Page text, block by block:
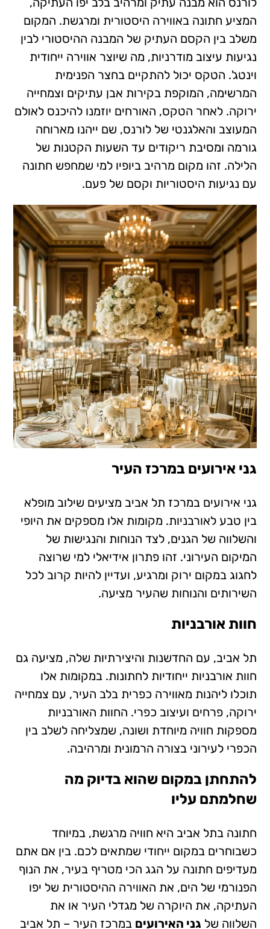
המציע חתונה באווירה היסטורית ומרגשת. המקום
משלב בין הקסם העתיק של המבנה ההיסטורי לבין
נגיעות עיצוב מודרניות, מה שיוצר אווירה ייחודית
וינטג'. הטקס יכול להתקיים בחצר הפנימית
המרשימה, המוקפת בקירות אבן עתיקים וצמחייה
ירוקה. לאחר הטקס, האורחים יוזמנו להיכנס לאולם
המעוצב והאלגנטי של לורנס, שם ייהנו מארוחה
גורמה ומסיבת ריקודים עד השעות הקטנות של
הלילה. זהו מקום מרהיב ביופיו למי שמחפש חתונה
עם נגיעות היסטוריות וקסם של פעם.
גני אירועים במרכז העיר
גני אירועים במרכז תל אביב מציעים שילוב מופלא
בין טבע לאורבניות. מקומות אלו מספקים את היופי
והשלווה של הגנים, לצד הנוחות והנגישות של
המיקום העירוני. זהו פתרון אידיאלי למי שרוצה
לחגוג במקום ירוק ומרגיע, ועדיין להיות קרוב לכל
השירותים והנוחות שהעיר מציעה.
חוות אורבניות
תל אביב, עם החדשנות והיצירתיות שלה, מציעה גם
חוות אורבניות ייחודיות לחתונות. במקומות אלו
תוכלו ליהנות מאווירה כפרית בלב העיר, עם צמחייה
ירוקה, פרחים ועיצוב כפרי. החוות האורבניות
מספקות חוויה מיוחדת ושונה, שמצליחה לשלב בין
הכפרי לעירוני בצורה הרמונית ומרהיבה.
להתחתן במקום שהוא בדיוק מה
שחלמתם עליו
חתונה בתל אביב היא חוויה מרגשת, במיוחד
כשבוחרים במקום ייחודי שמתאים לכם. בין אם אתם
מעדיפים חתונה על הגג הכי מטריף בעיר, את הנוף
הפנורמי של הים, את האווירה ההיסטורית של יפו
העתיקה, את היוקרה של מגדלי העיר או את
השלווה של גני האירועים במרכז העיר – תל אביב